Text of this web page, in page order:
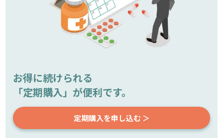
お得に続けられる
「定期購入」が便利です。
定期購入を申し込む ＞